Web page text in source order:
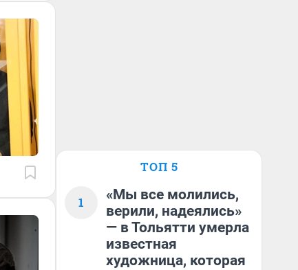
ТОП 5
1
«Мы все молились,
верили, надеялись»
— в Тольятти умерла
известная
художница, которая